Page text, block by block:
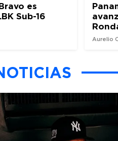
es
Sub-16
Aurelio